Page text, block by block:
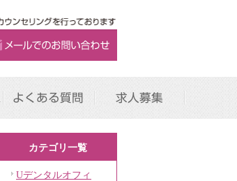
よくある質問 求人募集
カテゴリ一覧
Uデンタルオフィ